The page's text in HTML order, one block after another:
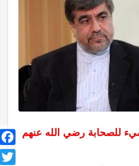
للصحابة رضي الله عنهم